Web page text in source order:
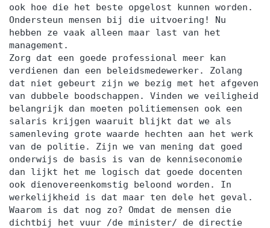
ook hoe die het beste opgelost kunnen worden.
Ondersteun mensen bij die uitvoering! Nu
hebben ze vaak alleen maar last van het
management.
Zorg dat een goede professional meer kan
verdienen dan een beleidsmedewerker. Zolang
dat niet gebeurt zijn we bezig met het afgeven
van dubbele boodschappen. Vinden we veiligheid
belangrijk dan moeten politiemensen ook een
salaris krijgen waaruit blijkt dat we als
samenleving grote waarde hechten aan het werk
van de politie. Zijn we van mening dat goed
onderwijs de basis is van de kenniseconomie
dan lijkt het me logisch dat goede docenten
ook dienovereenkomstig beloond worden. In
werkelijkheid is dat maar ten dele het geval.
Waarom is dat nog zo? Omdat de mensen die
dichtbij het vuur /de minister/ de directie